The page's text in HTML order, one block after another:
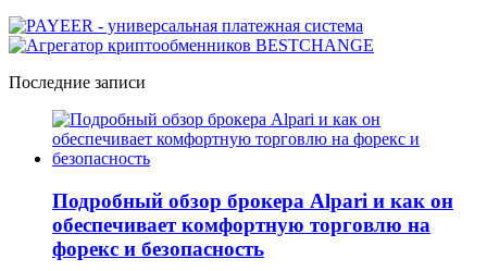
Последние записи
Подробный обзор брокера Alpari и как он
обеспечивает комфортную торговлю на
форекс и безопасность